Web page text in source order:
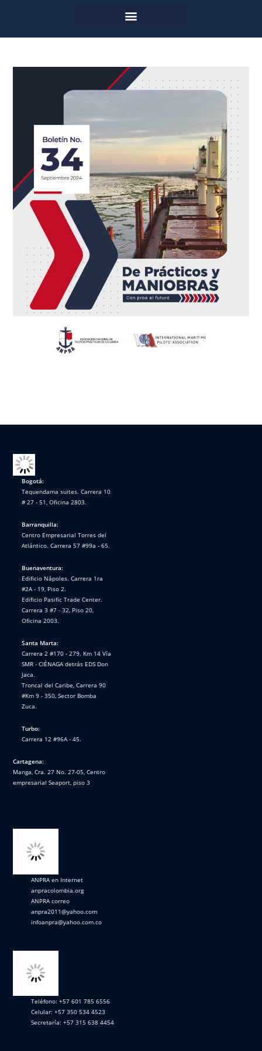
Bogotá:
Tequendama suites. Carrera 10
# 27 - 51, Oficina 2803.
Barranquilla:
Centro Empresarial Torres del
Atlántico. Carrera 57 #99a - 65.
Buenaventura:
Edificio Nápoles. Carrera 1ra
#2A - 19, Piso 2.
Edificio Pasific Trade Center.
Carrera 3 #7 - 32, Piso 20,
Oficina 2003.
Santa Marta:
Carrera 2 #170 - 279. Km 14 Vía
SMR - CIÉNAGA detrás EDS Don
Jaca.
Troncal del Caribe, Carrera 90
#Km 9 - 350, Sector Bomba
Zuca.
Turbo:
Carrera 12 #96A - 45.
Cartagena:
Manga, Cra. 27 No. 27-05, Centro
empresarial Seaport, piso 3
ANPRA en Internet
anpracolombia.org
ANPRA correo
anpra2011@yahoo.com
infoanpra@yahoo.com.co
Teléfono: +57 601 785 6556
Celular: +57 350 534 4523
Secretaría: +57 315 638 4454